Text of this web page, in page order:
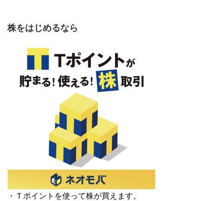
株をはじめるなら
・Ｔポイントを使って株が買えます。